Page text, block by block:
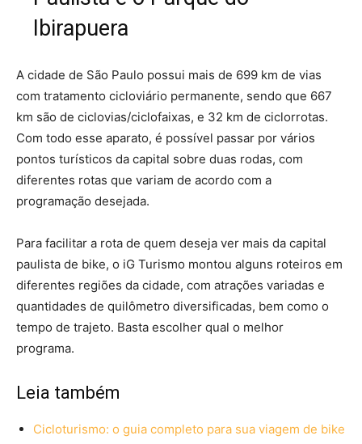
Ibirapuera
A cidade de São Paulo possui mais de 699 km de vias
com tratamento cicloviário permanente, sendo que 667
km são de ciclovias/ciclofaixas, e 32 km de ciclorrotas.
Com todo esse aparato, é possível passar por vários
pontos turísticos da capital sobre duas rodas, com
diferentes rotas que variam de acordo com a
programação desejada.
Para facilitar a rota de quem deseja ver mais da capital
paulista de bike, o iG Turismo montou alguns roteiros em
diferentes regiões da cidade, com atrações variadas e
quantidades de quilômetro diversificadas, bem como o
tempo de trajeto. Basta escolher qual o melhor
programa.
Leia também
Cicloturismo: o guia completo para sua viagem de bike